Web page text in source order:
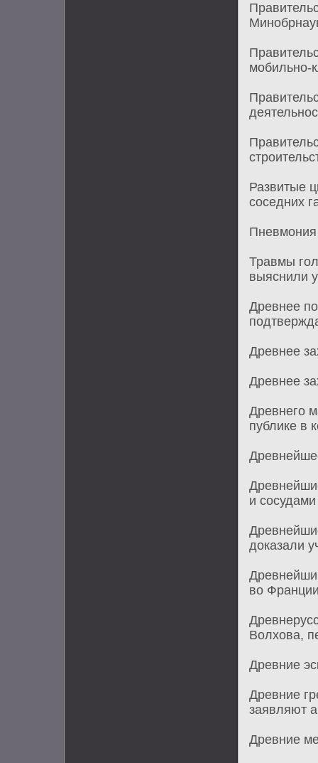
мобильно-
Развитые
соседних
Травмы
выяснили
Древнее
Древнее
Древнее
Древнего
публике в
и сосудами
доказали
во
Волхова,
Древние
Древние
заявляют
Древние